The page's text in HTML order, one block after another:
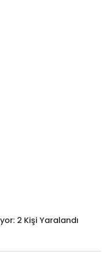
2 Kişi Yaralandı